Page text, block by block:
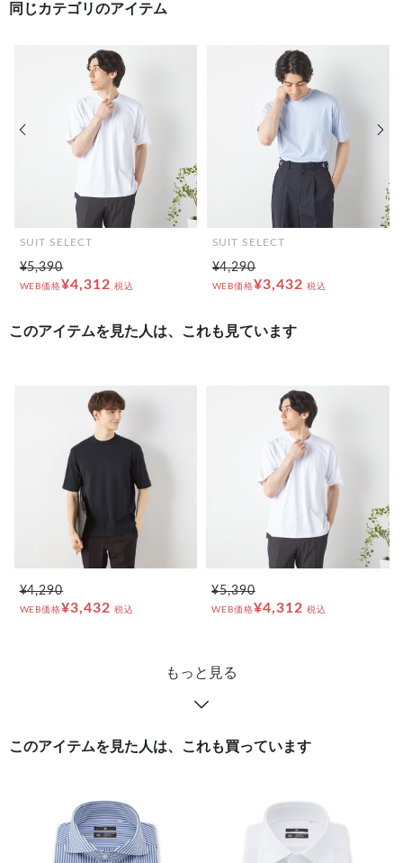
同じカテゴリのアイテム
SUIT SELECT
¥5,390
WEB価格¥4,312 税込
SUIT SELECT
¥4,290
WEB価格¥3,432 税込
前の画像
このアイテムを見た人は、これも見ています
¥4,290
WEB価格¥3,432 税込
¥5,390
WEB価格¥4,312 税込
もっと見る
このアイテムを見た人は、これも買っています